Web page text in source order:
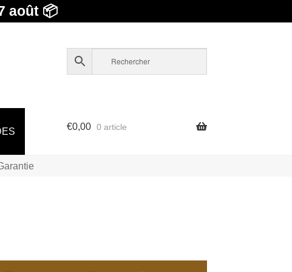
août 📦
€0,00 0 article